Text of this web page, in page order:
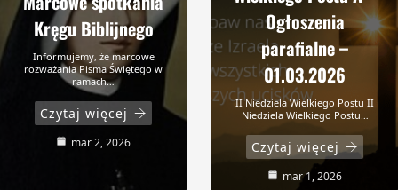
Kręgu Biblijnego
Informujemy, że marcowe
rozważania Pisma Świętego w
ramach…
Czytaj więcej
mar 2, 2026
Ogłoszenia
parafialne –
01.03.2026
II Niedziela Wielkiego Postu II
Niedziela Wielkiego Postu…
Czytaj więcej
mar 1, 2026